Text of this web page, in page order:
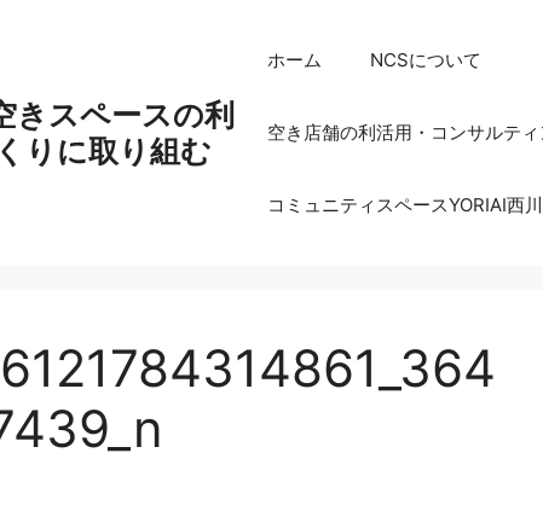
きスペースの利
りに取り組む
ホーム NCSについて
空き店舗の利活用・コンサルテ
コミュニティスペースYORIAI西